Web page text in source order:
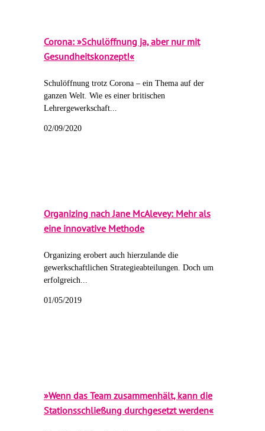
Corona: »Schulöffnung ja, aber nur mit
Gesundheitskonzept!«
Schulöffnung trotz Corona – ein Thema auf der
ganzen Welt. Wie es einer britischen
Lehrergewerkschaft...
02/09/2020
Organizing nach Jane McAlevey: Mehr als
eine innovative Methode
Organizing erobert auch hierzulande die
gewerkschaftlichen Strategieabteilungen. Doch um
erfolgreich...
01/05/2019
»Wenn das Team zusammenhält, kann die
Stationsschließung durchgesetzt werden«